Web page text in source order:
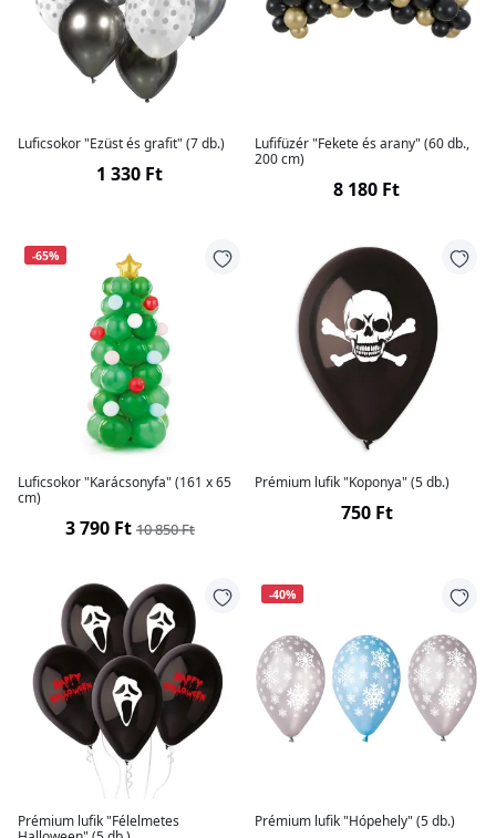
Luficsokor "Ezüst és grafit" (7 db.)
1 330 Ft
Lufifüzér "Fekete és arany" (60 db.,
200 cm)
8 180 Ft
-65%
Luficsokor "Karácsonyfa" (161 x 65
cm)
3 790 Ft 10 850 Ft
Prémium lufik "Koponya" (5 db.)
750 Ft
Prémium lufik "Félelmetes
-40%
Prémium lufik "Hópehely" (5 db.)